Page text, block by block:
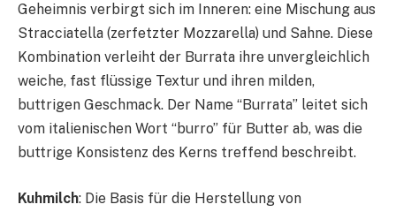
Geheimnis verbirgt sich im Inneren: eine Mischung aus
Stracciatella (zerfetzter Mozzarella) und Sahne. Diese
Kombination verleiht der Burrata ihre unvergleichlich
weiche, fast flüssige Textur und ihren milden,
buttrigen Geschmack. Der Name “Burrata” leitet sich
vom italienischen Wort “burro” für Butter ab, was die
buttrige Konsistenz des Kerns treffend beschreibt.
Kuhmilch: Die Basis für die Herstellung von